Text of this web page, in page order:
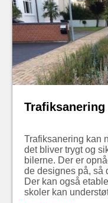
Trafiksanering
Trafiksanering kan
det bliver trygt og
bilerne. Der er
de designes på, så
Der kan også
skoler kan